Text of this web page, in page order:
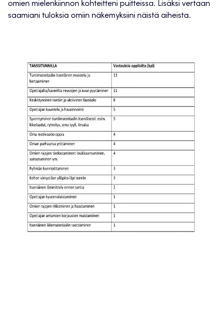
omien mielenkiinnon kohteitteni puitteissa. Lisäksi vertaan
saamiani tuloksia omiin näkemyksiini näistä aiheista.